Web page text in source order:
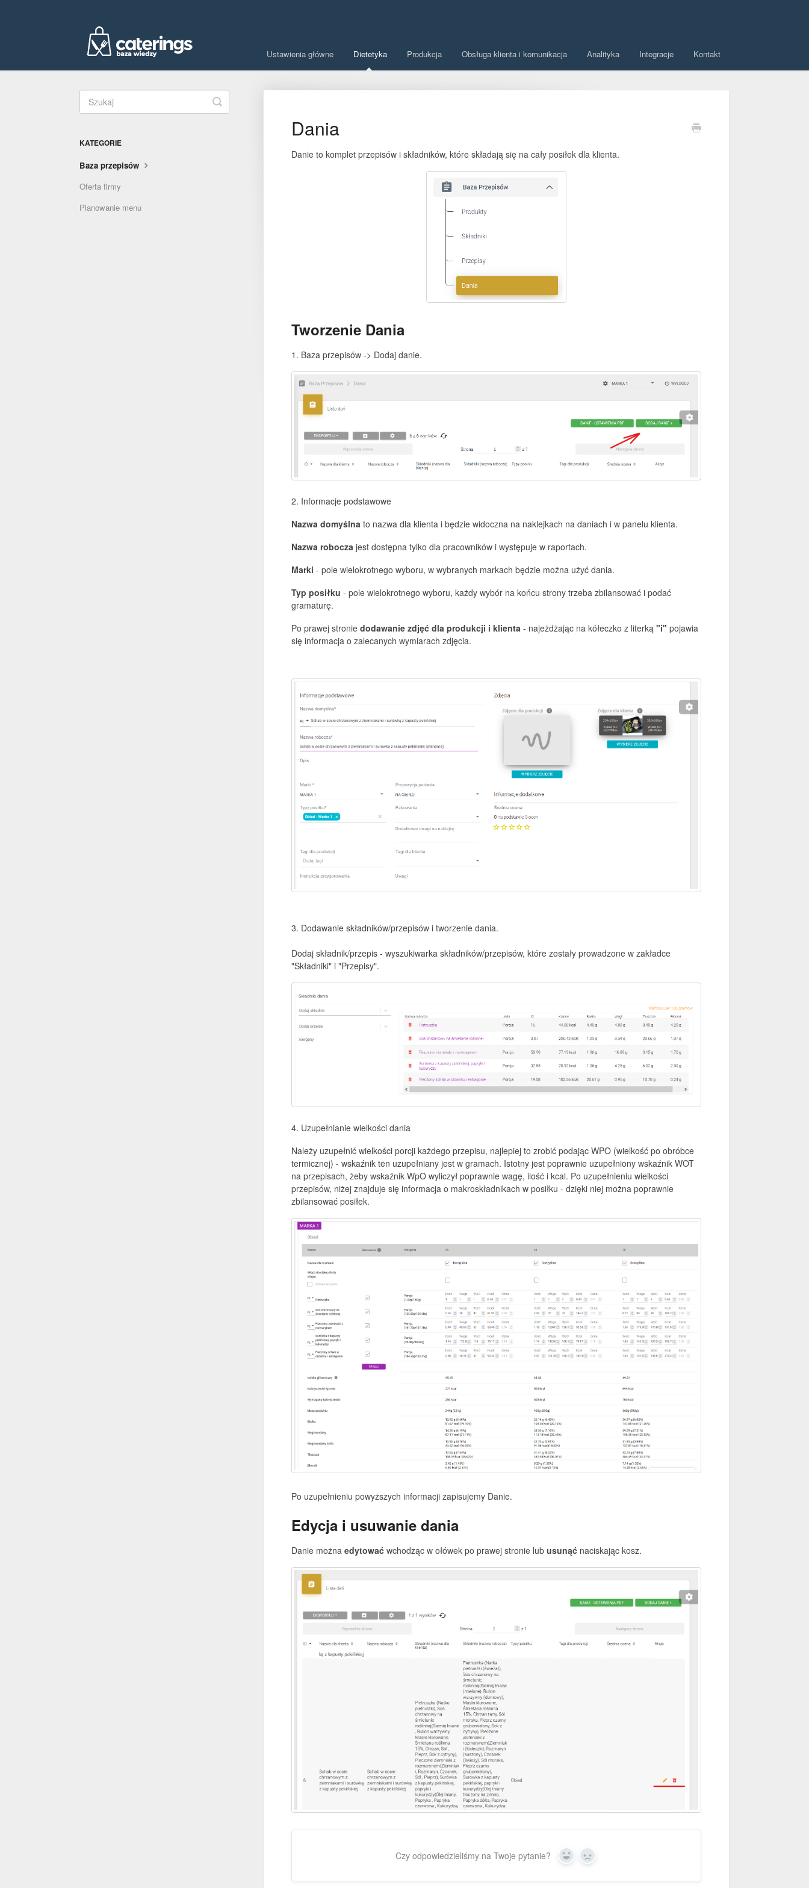
Ustawienia główne Dietetyka Produkcja Obsługa klienta i komunikacja Analityka Integracje Kontakt
Dania
Danie to komplet przepisów i składników, które składają się na cały posiłek dla klienta.
Tworzenie Dania
1. Baza przepisów -> Dodaj danie.
2. Informacje podstawowe
Nazwa domyślna to nazwa dla klienta i będzie widoczna na naklejkach na daniach i w panelu klienta.
Nazwa robocza jest dostępna tylko dla pracowników i występuje w raportach.
Marki - pole wielokrotnego wyboru, w wybranych markach będzie można użyć dania.
Typ posiłku - pole wielokrotnego wyboru, każdy wybór na końcu strony trzeba zbilansować i podać
gramaturę.
Po prawej stronie dodawanie zdjęć dla produkcji i klienta - najeżdżając na kółeczko z literką "i" pojawia
się informacja o zalecanych wymiarach zdjęcia.
3. Dodawanie składników/przepisów i tworzenie dania.
Dodaj składnik/przepis - wyszukiwarka składników/przepisów, które zostały prowadzone w zakładce
"Składniki" i "Przepisy".
4. Uzupełnianie wielkości dania
Należy uzupełnić wielkości porcji każdego przepisu, najlepiej to zrobić podając WPO (wielkość po obróbce
termicznej) - wskaźnik ten uzupełniany jest w gramach. Istotny jest poprawnie uzupełniony wskaźnik WOT
na przepisach, żeby wskaźnik WpO wyliczył poprawnie wagę, ilość i kcal. Po uzupełnieniu wielkości
przepisów, niżej znajduje się informacja o makroskładnikach w posiłku - dzięki niej można poprawnie
zbilansować posiłek.
Po uzupełnieniu powyższych informacji zapisujemy Danie.
Edycja i usuwanie dania
Danie można edytować wchodząc w ołówek po prawej stronie lub usunąć naciskając kosz.
Czy odpowiedzieliśmy na Twoje pytanie? Yes No
Toggle
Search
KATEGORIE
Baza przepisów
Oferta firmy
Planowanie menu